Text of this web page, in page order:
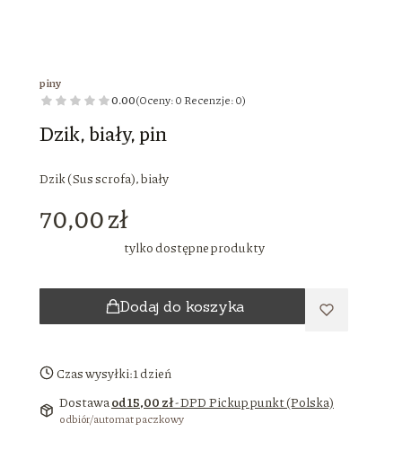
piny
0.00(Oceny: 0 Recenzje: 0)
Dzik, biały, pin
Dzik (Sus scrofa), biały
Cena
70,00 zł
tylko dostępne produkty
Dodaj do koszyka
Czas wysyłki:1 dzień
Dostawaod 15,00 zł- DPD Pickup punkt (Polska)
odbiór/automat paczkowy